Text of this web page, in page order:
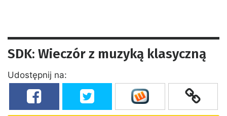
SDK: Wieczór z muzyką klasyczną
Udostępnij na: